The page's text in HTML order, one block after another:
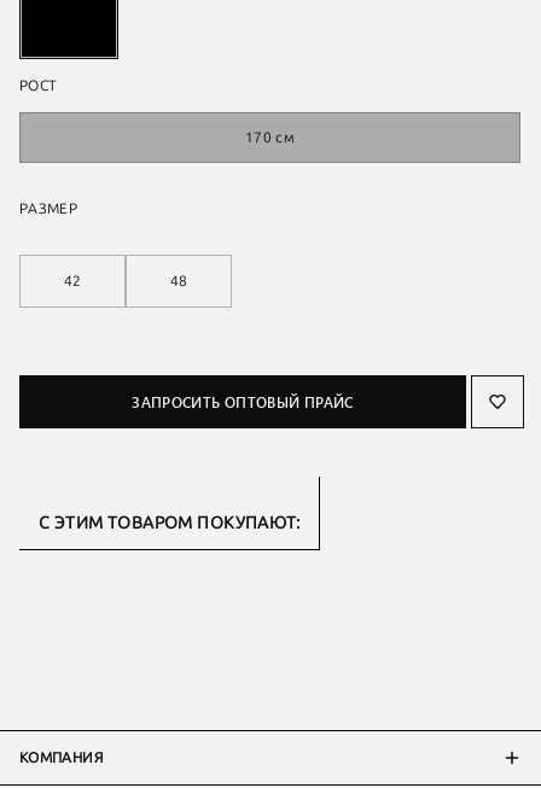
РОСТ
170 см
РАЗМЕР
42 48
ЗАПРОСИТЬ ОПТОВЫЙ ПРАЙС
С ЭТИМ ТОВАРОМ ПОКУПАЮТ:
КОМПАНИЯ